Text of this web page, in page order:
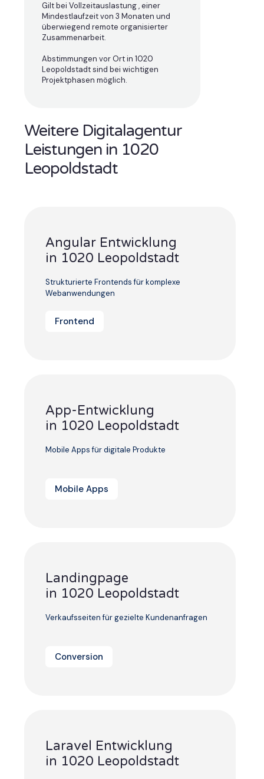
Gilt bei Vollzeitauslastung , einer
Mindestlaufzeit von 3 Monaten und
überwiegend remote organisierter
Zusammenarbeit.
Abstimmungen vor Ort in 1020
Leopoldstadt sind bei wichtigen
Projektphasen möglich.
Weitere Digitalagentur
Leistungen in 1020
Leopoldstadt
Angular Entwicklung
in 1020 Leopoldstadt
Strukturierte Frontends für komplexe
Webanwendungen
Frontend
App-Entwicklung
in 1020 Leopoldstadt
Mobile Apps für digitale Produkte
Mobile Apps
Landingpage
in 1020 Leopoldstadt
Verkaufsseiten für gezielte Kundenanfragen
Conversion
Laravel Entwicklung
in 1020 Leopoldstadt